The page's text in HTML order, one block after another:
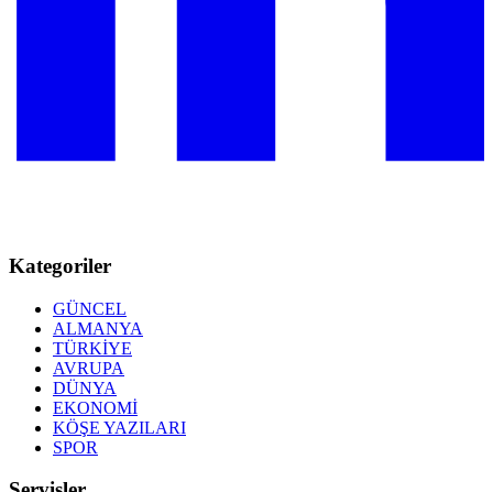
Kategoriler
GÜNCEL
ALMANYA
TÜRKİYE
AVRUPA
DÜNYA
EKONOMİ
KÖŞE YAZILARI
SPOR